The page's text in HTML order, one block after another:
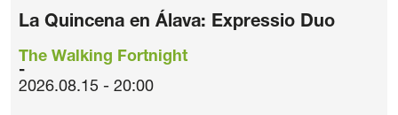
La Quincena en Álava: Expressio Duo
The Walking Fortnight
2026.08.15 - 20:00